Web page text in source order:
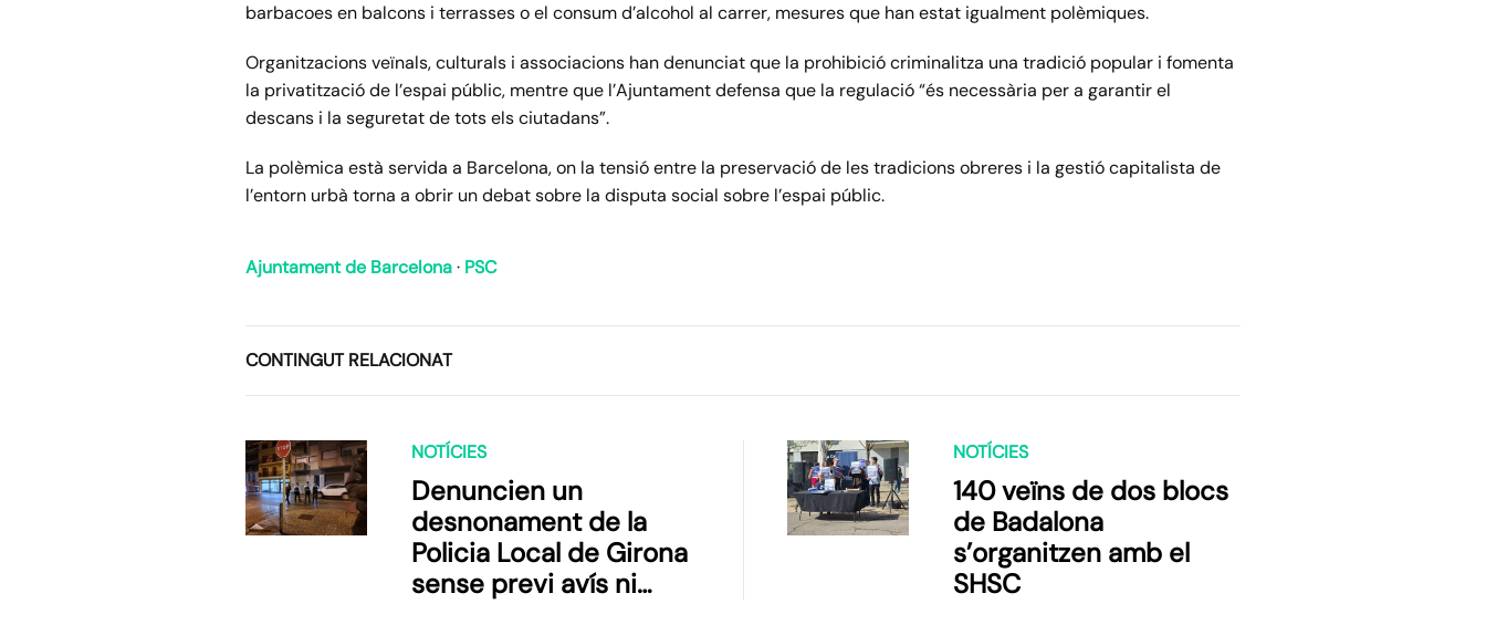
barbacoes en balcons i terrasses o el consum d’alcohol al carrer, mesures que han estat igualment polèmiques.
Organitzacions veïnals, culturals i associacions han denunciat que la prohibició criminalitza una tradició popular i fomenta
la privatització de l’espai públic, mentre que l’Ajuntament defensa que la regulació “és necessària per a garantir el
descans i la seguretat de tots els ciutadans”.
La polèmica està servida a Barcelona, on la tensió entre la preservació de les tradicions obreres i la gestió capitalista de
l’entorn urbà torna a obrir un debat sobre la disputa social sobre l’espai públic.
Ajuntament de Barcelona· PSC
CONTINGUT RELACIONAT
NOTÍCIES
Denuncien un
desnonament de la
Policia Local de Girona
sense previ avís ni
NOTÍCIES
140 veïns de dos blocs
de Badalona
s’organitzen amb el
SHSC